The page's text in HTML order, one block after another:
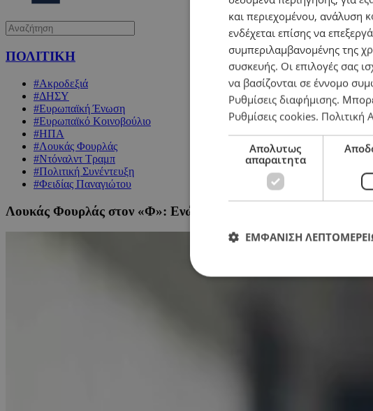
ΠΟΛΙΤΙΚΗ
#Ακροδεξιά
#ΔΗΣΥ
#Ευρωπαϊκή Ένωση
#Ευρωπαϊκό Κοινοβούλιο
#ΗΠΑ
#Λουκάς Φουρλάς
#Ντόναλντ Τραμπ
#Πολιτική Συνέντευξη
#Φειδίας Παναγιώτου
Λουκάς Φουρλάς στον «Φ»: Ενώπιον της Ευρώπης οι βιασμοί
και περιεχομένου, ανάλυση
ενδέχεται επίσης να
συμπεριλαμβανομένης της
συσκευής. Οι επιλογές σας
να βασίζονται σε έννομο
Ρυθμίσεις διαφήμισης.
Ρυθμίσεις cookies. Πολιτική
Απολυτως
απαραιτητα
ΕΜΦΑΝΙΣΗ